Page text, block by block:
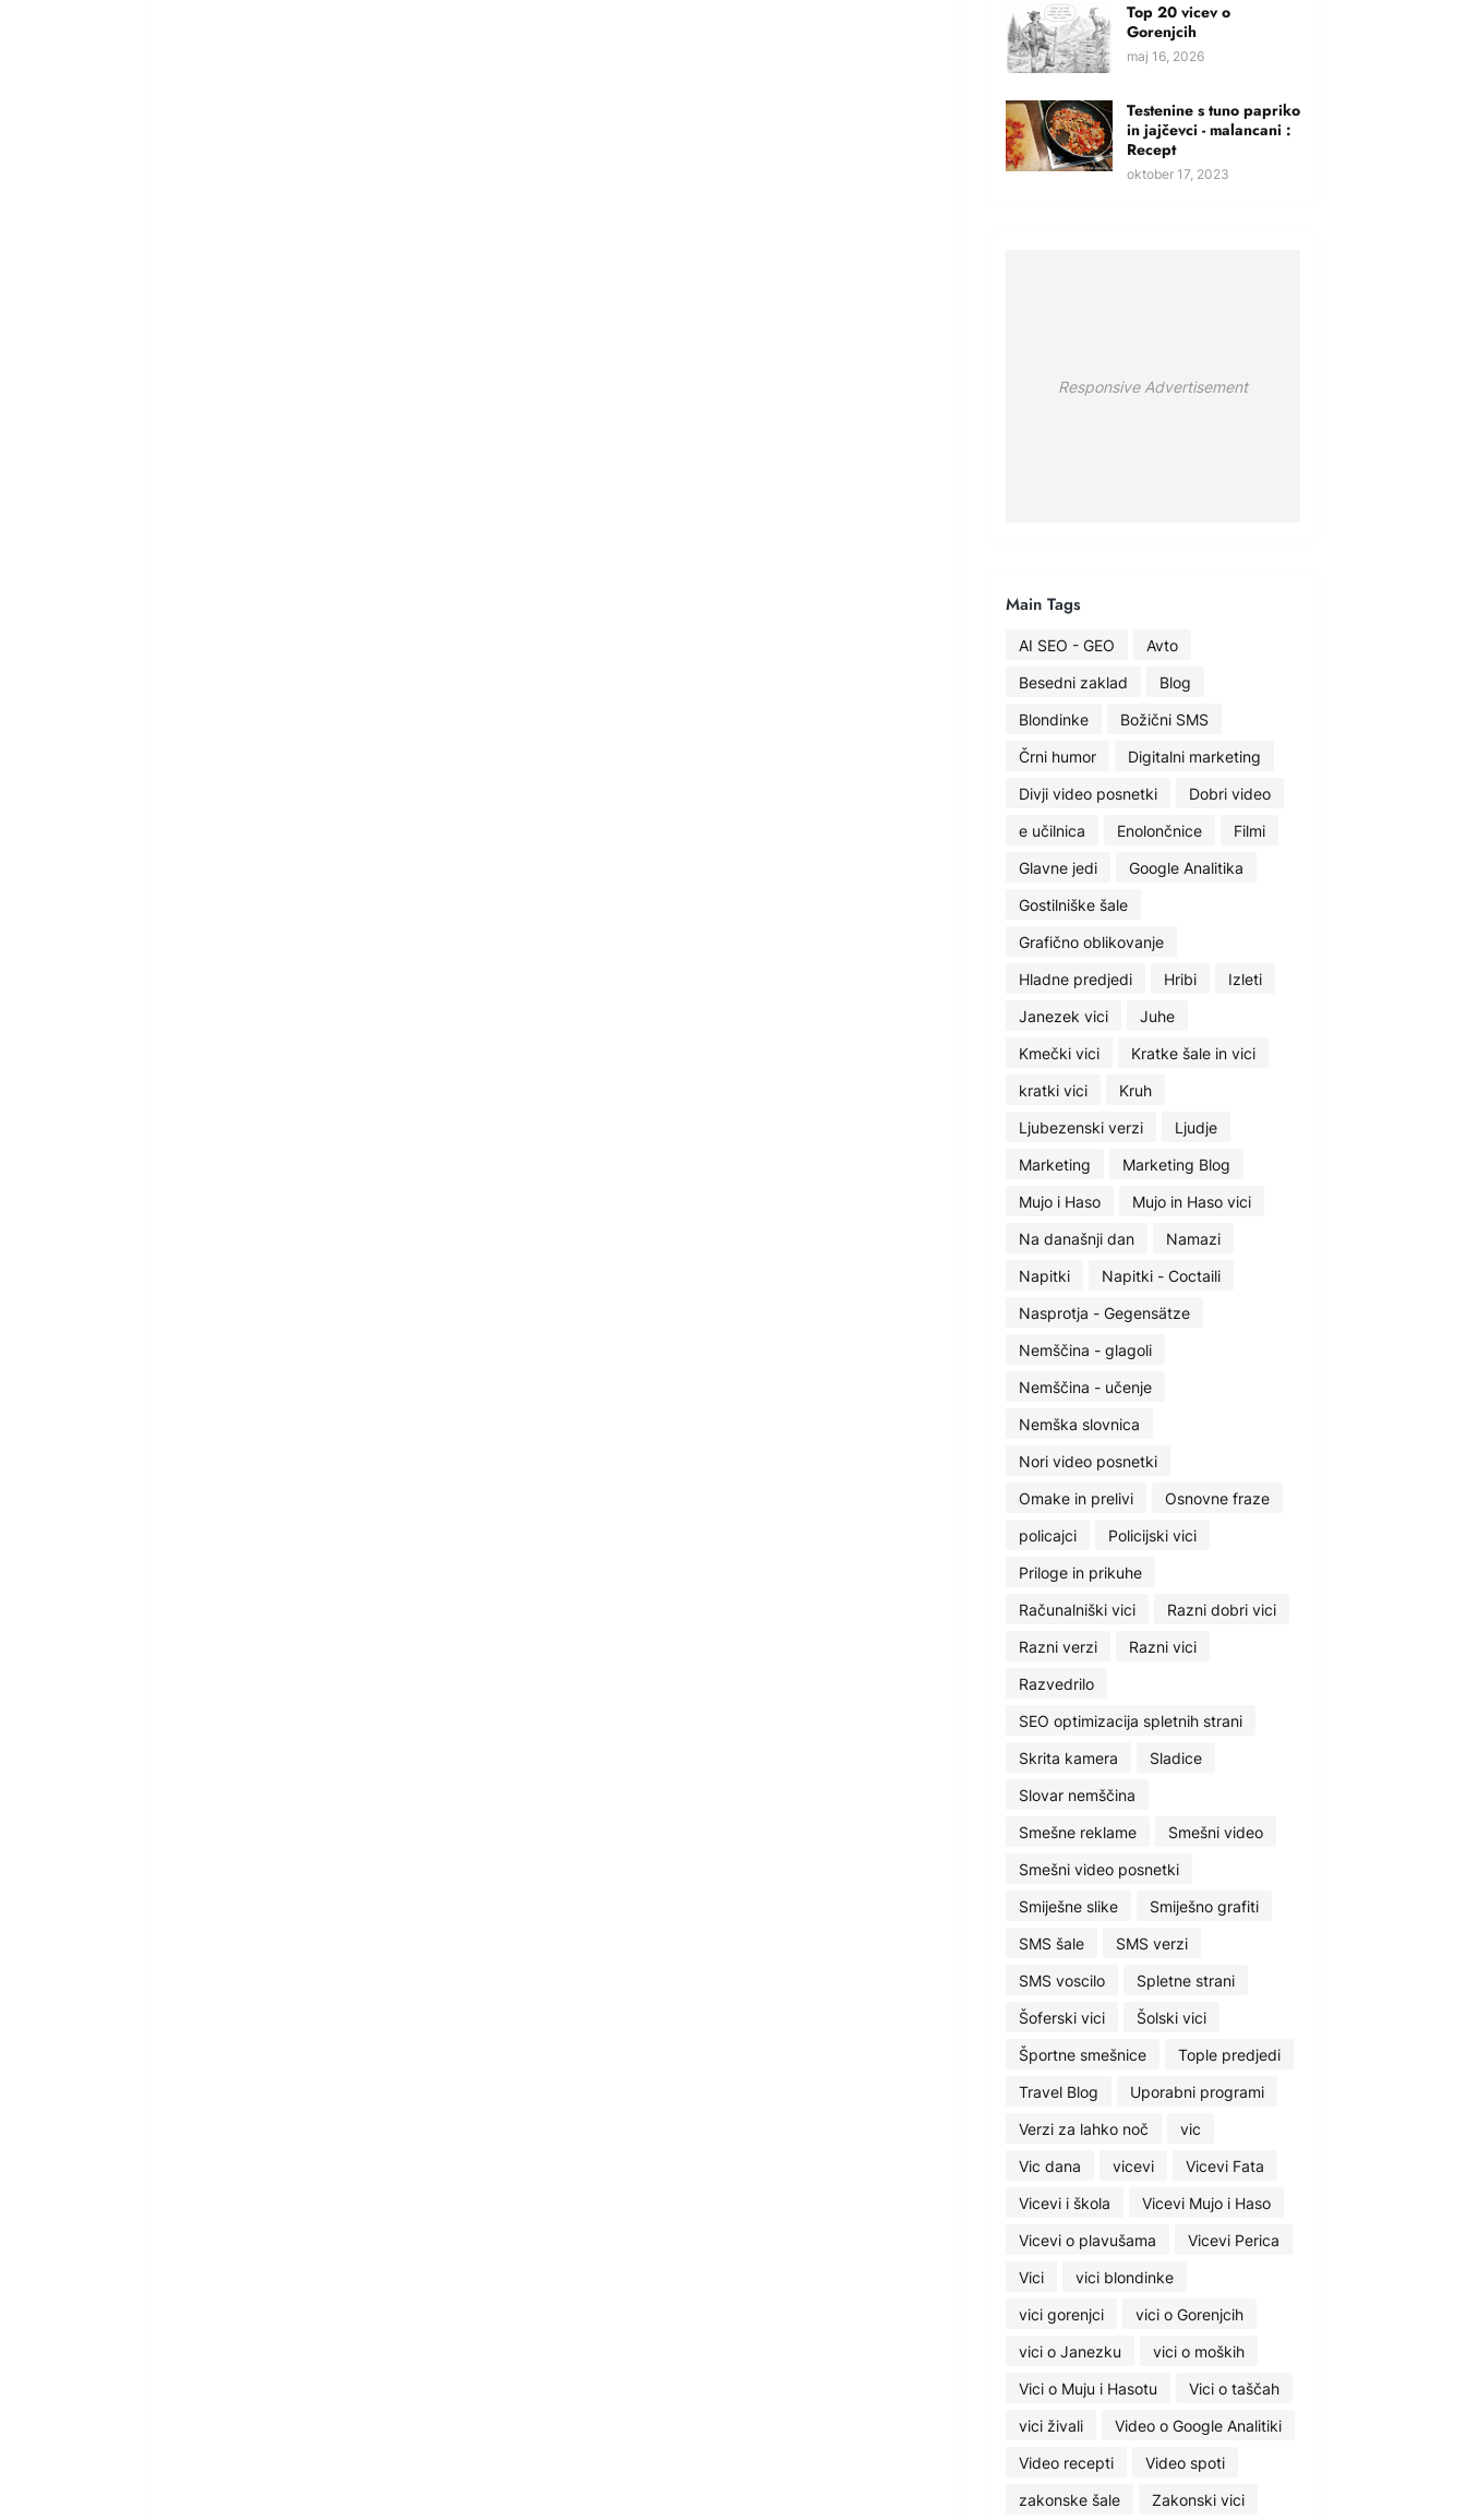
Top 20 vicev o
Gorenjcih
maj 16, 2026
Testenine s tuno papriko
in jajčevci - malancani :
Recept
oktober 17, 2023
Responsive Advertisement
Main Tags
AI SEO - GEO
Avto
Besedni zaklad
Blog
Blondinke
Božični SMS
Črni humor
Digitalni marketing
Divji video posnetki
Dobri video
e učilnica
Enolončnice
Filmi
Glavne jedi
Google Analitika
Gostilniške šale
Grafično oblikovanje
Hladne predjedi
Hribi
Izleti
Janezek vici
Juhe
Kmečki vici
Kratke šale in vici
kratki vici
Kruh
Ljubezenski verzi
Ljudje
Marketing
Marketing Blog
Mujo i Haso
Mujo in Haso vici
Na današnji dan
Namazi
Napitki
Napitki - Coctaili
Nasprotja - Gegensätze
Nemščina - glagoli
Nemščina - učenje
Nemška slovnica
Nori video posnetki
Omake in prelivi
Osnovne fraze
policajci
Policijski vici
Priloge in prikuhe
Računalniški vici
Razni dobri vici
Razni verzi
Razni vici
Razvedrilo
SEO optimizacija spletnih strani
Skrita kamera
Sladice
Slovar nemščina
Smešne reklame
Smešni video
Smešni video posnetki
Smiješne slike
Smiješno grafiti
SMS šale
SMS verzi
SMS voscilo
Spletne strani
Šoferski vici
Šolski vici
Športne smešnice
Tople predjedi
Travel Blog
Uporabni programi
Verzi za lahko noč
vic
Vic dana
vicevi
Vicevi Fata
Vicevi i škola
Vicevi Mujo i Haso
Vicevi o plavušama
Vicevi Perica
Vici
vici blondinke
vici gorenjci
vici o Gorenjcih
vici o Janezku
vici o moških
Vici o Muju i Hasotu
Vici o taščah
vici živali
Video o Google Analitiki
Video recepti
Video spoti
zakonske šale
Zakonski vici